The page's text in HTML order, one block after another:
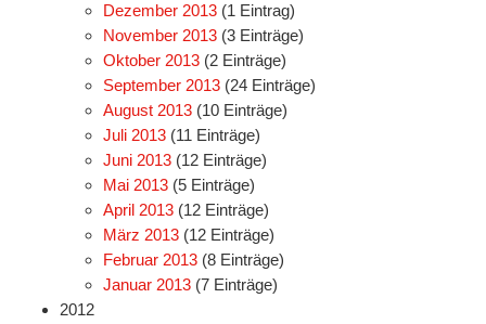
Dezember 2013 (1 Eintrag)
November 2013 (3 Einträge)
Oktober 2013 (2 Einträge)
September 2013 (24 Einträge)
August 2013 (10 Einträge)
Juli 2013 (11 Einträge)
Juni 2013 (12 Einträge)
Mai 2013 (5 Einträge)
April 2013 (12 Einträge)
März 2013 (12 Einträge)
Februar 2013 (8 Einträge)
Januar 2013 (7 Einträge)
2012